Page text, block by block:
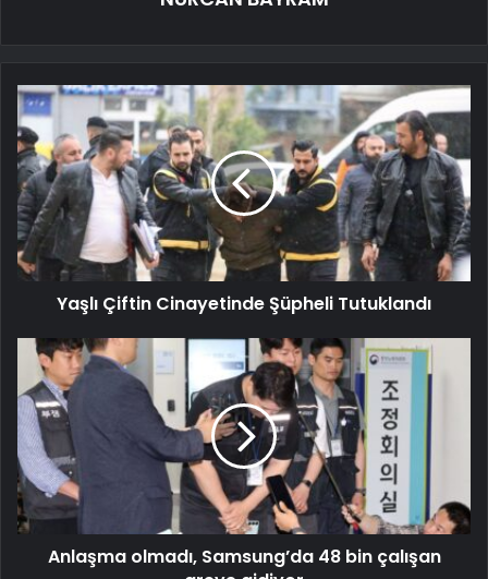
Yaşlı Çiftin Cinayetinde Şüpheli Tutuklandı
Anlaşma olmadı, Samsung’da 48 bin çalışan